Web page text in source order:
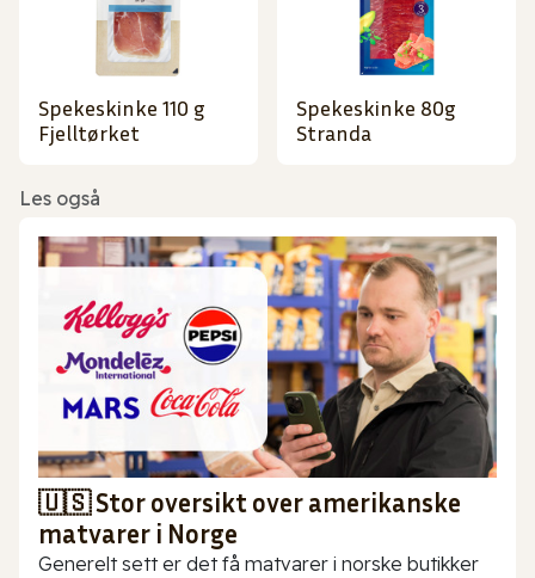
Spekeskinke 110 g
Fjelltørket
Spekeskinke 80g
Stranda
Les også
🇺🇸 Stor oversikt over amerikanske
matvarer i Norge
Generelt sett er det få matvarer i norske butikker